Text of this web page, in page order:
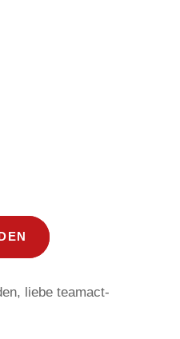
liebe teamact-